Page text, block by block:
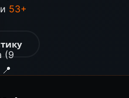
53+
(9
📍